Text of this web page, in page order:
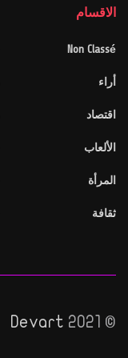
الاقسام
Non Classé
أراء
اقتصاد
الألعاب
المرأة
ثقافة
© 2021
Devart